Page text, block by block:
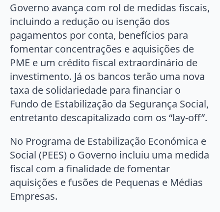
Governo avança com rol de medidas fiscais,
incluindo a redução ou isenção dos
pagamentos por conta, benefícios para
fomentar concentrações e aquisições de
PME e um crédito fiscal extraordinário de
investimento. Já os bancos terão uma nova
taxa de solidariedade para financiar o
Fundo de Estabilização da Segurança Social,
entretanto descapitalizado com os “lay-off”.
No Programa de Estabilização Económica e
Social (PEES) o Governo incluiu uma medida
fiscal com a finalidade de fomentar
aquisições e fusões de Pequenas e Médias
Empresas.